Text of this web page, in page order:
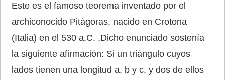
Este es el famoso teorema inventado por el
archiconocido Pitágoras, nacido en Crotona
(Italia) en el 530 a.C. .Dicho enunciado sostenía
la siguiente afirmación: Si un triángulo cuyos
lados tienen una longitud a, b y c, y dos de ellos